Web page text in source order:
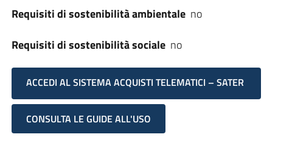
Requisiti di sostenibilità ambientale no
Requisiti di sostenibilità sociale no
ACCEDI AL SISTEMA ACQUISTI TELEMATICI – SATER
CONSULTA LE GUIDE ALL'USO